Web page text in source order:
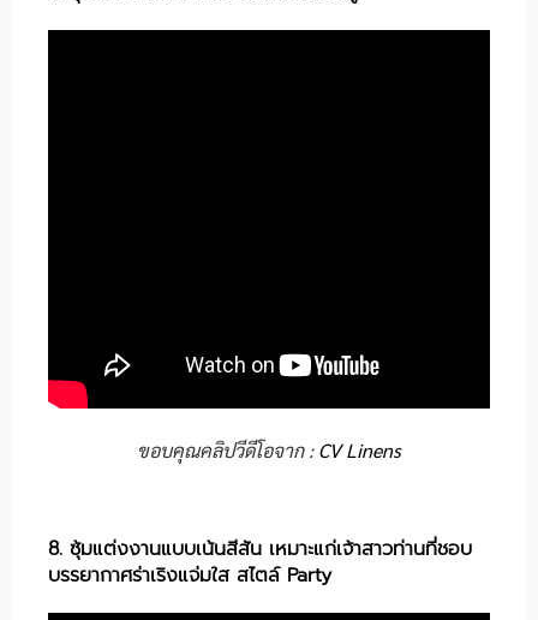
ขอบคุณคลิปวีดีโอจาก :CV Linens
8. ซุ้มแต่งงานแบบเน้นสีสัน เหมาะแก่เจ้าสาวท่านที่ชอบ
บรรยากาศร่าเริงแจ่มใส สไตล์ Party